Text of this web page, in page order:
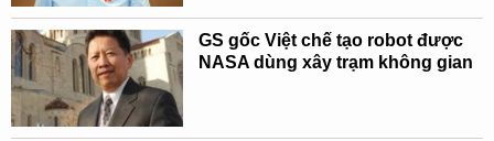
GS gốc Việt chế tạo robot được
NASA dùng xây trạm không gian